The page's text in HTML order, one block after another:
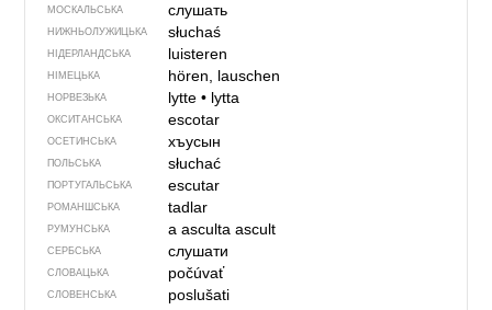
МОСКАЛЬСЬКА слушать
НИЖНЬОЛУЖИЦЬКА słuchaś
НІДЕРЛАНДСЬКА luisteren
НІМЕЦЬКА hören, lauschen
НОРВЕЗЬКА lytte• lytta
ОКСИТАНСЬКА escotar
ОСЕТИНСЬКА хъусын
ПОЛЬСЬКА słuchać
ПОРТУГАЛЬСЬКА escutar
РОМАНШСЬКА tadlar
РУМУНСЬКА a ascultaascult
СЕРБСЬКА слушати
СЛОВАЦЬКА počúvať
СЛОВЕНСЬКА poslušati